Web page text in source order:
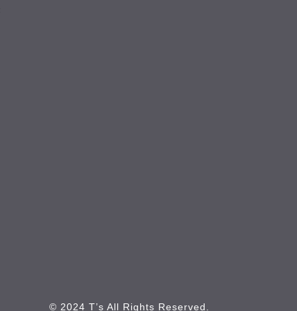
© 2024 T’s All Rights Reserved.